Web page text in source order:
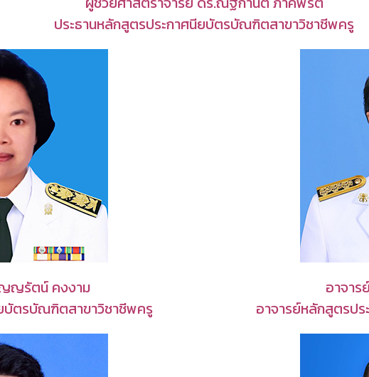
ประธานหลักสูตรประกาศนียบัตรบัณฑิตสาขาวิชาชีพครู
ญรัตน์ คงงาม
บัตรบัณฑิตสาขาวิชาชีพครู
อาจาร
อาจารย์หลักสูตรป